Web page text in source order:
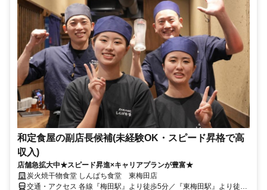
和定食屋の副店長候補(未経験OK・スピード昇格で高
収入)
店舗急拡大中★スピード昇進×キャリアプランが豊富★
炭火焼干物食堂 しんぱち食堂 東梅田店
交通・アクセス 各線『梅田駅』より徒歩5分／『東梅田駅』より徒歩